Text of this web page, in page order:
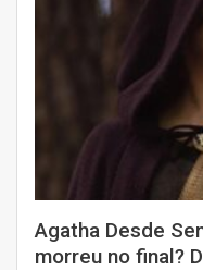
Agatha Desde
morreu no final?